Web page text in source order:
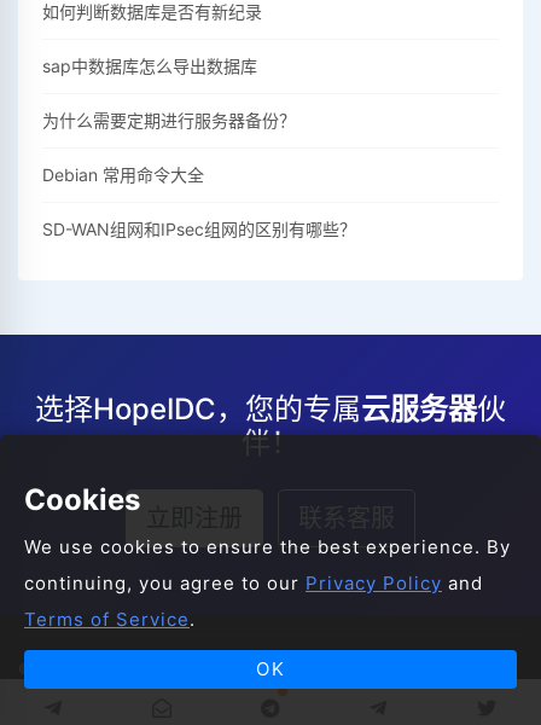
如何判断数据库是否有新纪录
sap中数据库怎么导出数据库
为什么需要定期进行服务器备份？
Debian 常用命令大全
SD-WAN组网和IPsec组网的区别有哪些？
选择HopeIDC，您的专属云服务器伙
伴！
© 2008-2026 HopeIDC All Rights Reserved.
Cookies
We use cookies to ensure the best experience. By
continuing, you agree to our Privacy Policy and
Terms of Service.
OK